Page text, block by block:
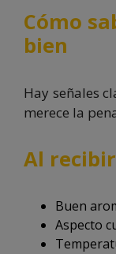
Cómo
bien
Hay señales
merece la
Al
Buen
Aspecto